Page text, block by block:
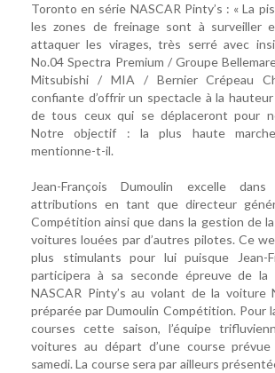
Toronto en série NASCAR Pinty’s : « La
les zones de freinage sont à surveiller
attaquer les virages, très serré avec
No.04 Spectra Premium / Groupe
Mitsubishi / MIA / Bernier Crépeau
confiante d’offrir un spectacle à la
de tous ceux qui se déplaceront pour
Notre objectif : la plus haute
mentionne-t-il.
Jean-François Dumoulin excelle
attributions en tant que directeur
Compétition ainsi que dans la gestion de
voitures louées par d’autres pilotes. Ce
plus stimulants pour lui puisque Jean-
participera à sa seconde épreuve de la
NASCAR Pinty’s au volant de la voiture
préparée par Dumoulin Compétition. Pour
courses cette saison, l’équipe
voitures au départ d’une course
samedi. La course sera par ailleurs